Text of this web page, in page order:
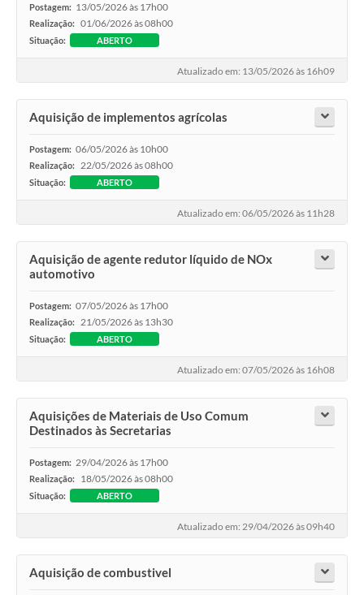
Postagem: 13/05/2026 às 17h00
Realização: 01/06/2026 às 08h00
Situação: ABERTO
Atualizado em: 13/05/2026 às 16h09
Aquisição de implementos agrícolas
Postagem: 06/05/2026 às 10h00
Realização: 22/05/2026 às 08h00
Situação: ABERTO
Atualizado em: 06/05/2026 às 11h28
Aquisição de agente redutor líquido de NOx
automotivo
Postagem: 07/05/2026 às 17h00
Realização: 21/05/2026 às 13h30
Situação: ABERTO
Atualizado em: 07/05/2026 às 16h08
Aquisições de Materiais de Uso Comum
Destinados às Secretarias
Postagem: 29/04/2026 às 17h00
Realização: 18/05/2026 às 08h00
Situação: ABERTO
Atualizado em: 29/04/2026 às 09h40
Aquisição de combustivel